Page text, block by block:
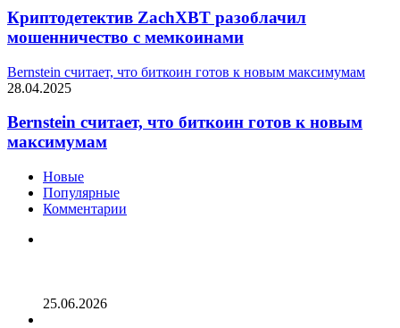
Криптодетектив ZachXBT разоблачил
мошенничество с мемкоинами
Bernstein считает, что биткоин готов к новым максимумам
28.04.2025
Bernstein считает, что биткоин готов к новым
максимумам
Новые
Популярные
Комментарии
25.06.2026